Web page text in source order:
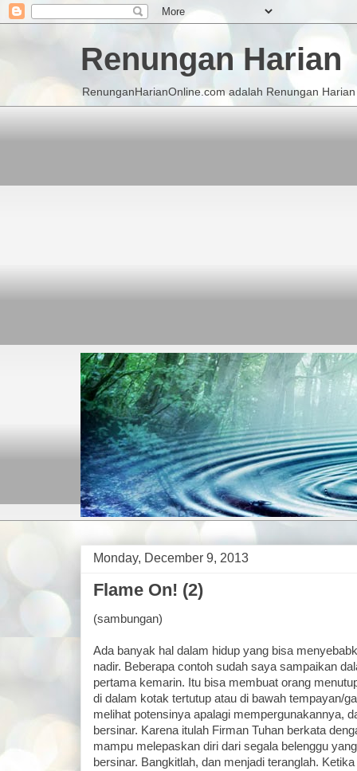
Renungan Harian
RenunganHarianOnline.com adalah Renungan
Monday, December 9, 2013
Flame On! (2)
(sambungan)
Ada banyak hal dalam hidup yang bisa
nadir. Beberapa contoh sudah saya sampaikan
pertama kemarin. Itu bisa membuat orang
di dalam kotak tertutup atau di bawah tempayan/
melihat potensinya apalagi mempergunakannya,
bersinar. Karena itulah Firman Tuhan berkata
mampu melepaskan diri dari segala belenggu
bersinar. Bangkitlah, dan menjadi teranglah.